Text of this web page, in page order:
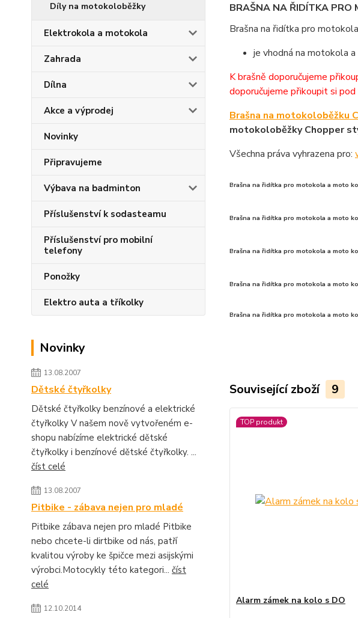
Díly na motokoloběžky
Elektrokola a motokola
Zahrada
Dílna
Akce a výprodej
Novinky
Připravujeme
Výbava na badminton
Příslušenství k sodasteamu
Příslušenství pro mobilní
telefony
Ponožky
Elektro auta a tříkolky
Novinky
13.08.2007
Dětské čtyřkolky
Dětské čtyřkolky benzínové a elektrické
čtyřkolky V našem nově vytvořeném e-
shopu nabízíme elektrické dětské
čtyřkolky i benzínové dětské čtyřkolky. ...
číst celé
13.08.2007
Pitbike - zábava nejen pro mladé
Pitbike zábava nejen pro mladé Pitbike
nebo chcete-li dirtbike od nás, patří
kvalitou výroby ke špičce mezi asijskými
výrobci.Motocykly této kategori... číst
celé
12.10.2014
BRAŠNA NA ŘIDÍTKA PRO
Brašna na řidítka pro
je vhodná na motokola
K brašně doporučujeme
doporučujeme přikoupit si
Brašna na motokoloběžku
motokoloběžky Chopper
Všechna práva vyhrazena pro:
Brašna na řidítka pro motokola a moto
Brašna na řidítka pro motokola a moto
Brašna na řidítka pro motokola a moto
Brašna na řidítka pro motokola a moto
Brašna na řidítka pro motokola a moto
Související zboží 9
TOP produkt
Alarm zámek na kolo s DO